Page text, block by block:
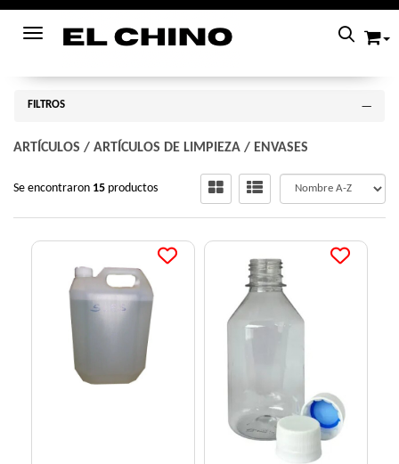
Toggle navigation
FILTROS
ARTÍCULOS / ARTÍCULOS DE LIMPIEZA / ENVASES
Se encontraron 15 productos